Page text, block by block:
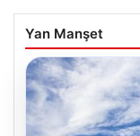
Yan Manşet